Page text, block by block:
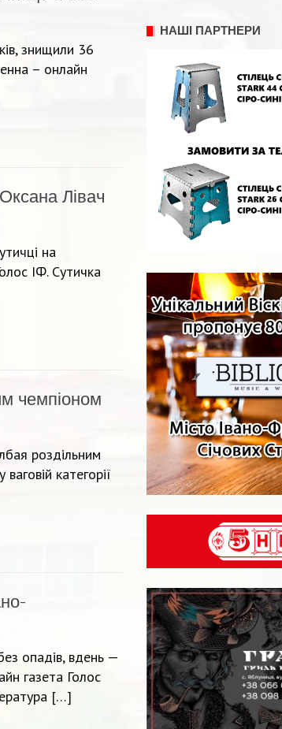
знищили 36
– онлайн
Лівач
на
ІФ. Сутичка
чемпіоном
роздільним
категорії
опадів, вдень —
газета Голос
[…]
НАШІ ПАРТНЕРИ